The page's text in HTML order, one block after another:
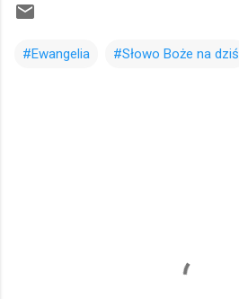
#Ewangelia #Słowo Boże na dziś